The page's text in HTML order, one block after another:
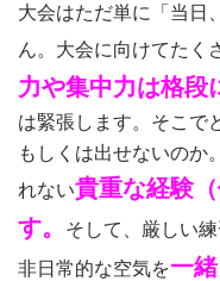
大会はただ単に「当日
ん。大会に向けてたく
力や集中力は格段
は緊張します。そこで
もしくは出せないのか
れない貴重な経験
す。
そして、厳しい
非日常的な空気を一